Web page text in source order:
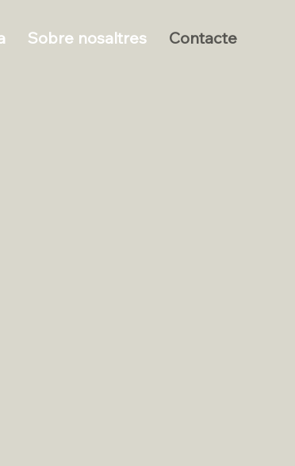
Sobre nosaltres Contacte